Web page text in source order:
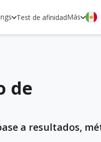
Test de afinidadMás
de
a resultados,